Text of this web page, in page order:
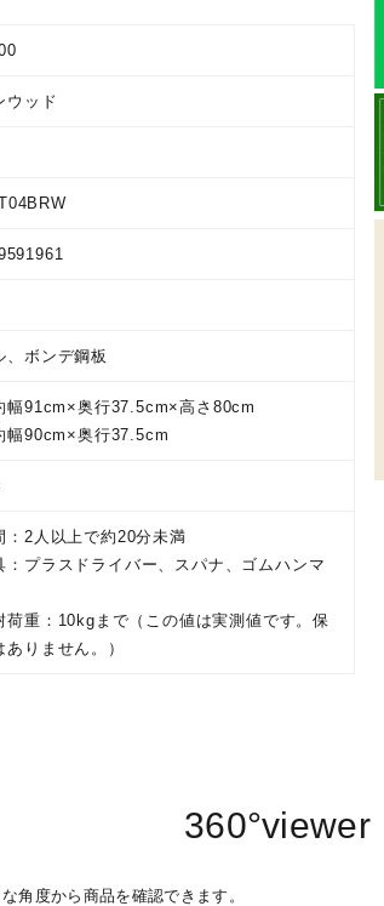
ウッド
、ボンデ鋼板
幅91cm×奥行37.5cm×高さ80cm
幅90cm×奥行37.5cm
：2人以上で約20分未満
：プラスドライバー、スパナ、ゴムハンマ
荷重：10kgまで（この値は実測値です。保
ありません。）
360°viewer
角度から商品を確認できます。